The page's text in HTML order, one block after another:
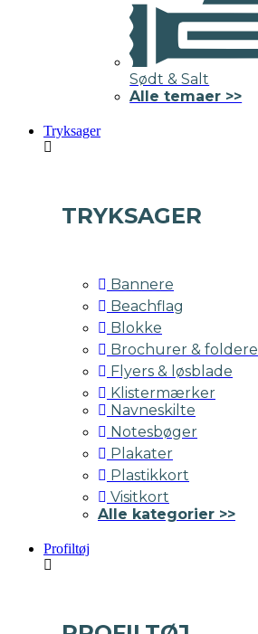
Sødt & Salt
Alle temaer >>
Tryksager
TRYKSAGER
Bannere
Beachflag
Blokke
Brochurer & foldere
Flyers & løsblade
Klistermærker
Navneskilte
Notesbøger
Plakater
Plastikkort
Visitkort
Alle kategorier >>
Profiltøj